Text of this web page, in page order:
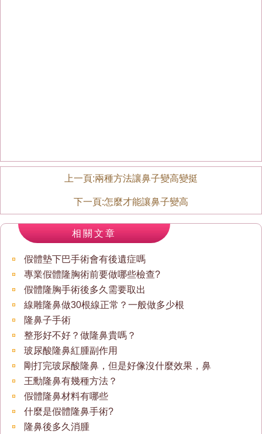
上一頁:兩種方法讓鼻子變高變挺
下一頁:怎麼才能讓鼻子變高
相關文章
假體墊下巴手術會有後遺症嗎
專業假體隆胸術前要做哪些檢查?
假體隆胸手術後多久需要取出
線雕隆鼻做30根線正常？一般做多少根
隆鼻子手術
整形好不好？做隆鼻貴嗎？
玻尿酸隆鼻紅腫副作用
剛打完玻尿酸隆鼻，但是好像沒什麼效果，鼻
王勳隆鼻有幾種方法？
假體隆鼻材料有哪些
什麼是假體隆鼻手術?
隆鼻後多久消腫